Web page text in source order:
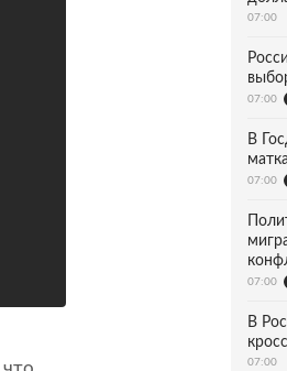
07:00
07:00
В
07:00
07:00
В
07:00